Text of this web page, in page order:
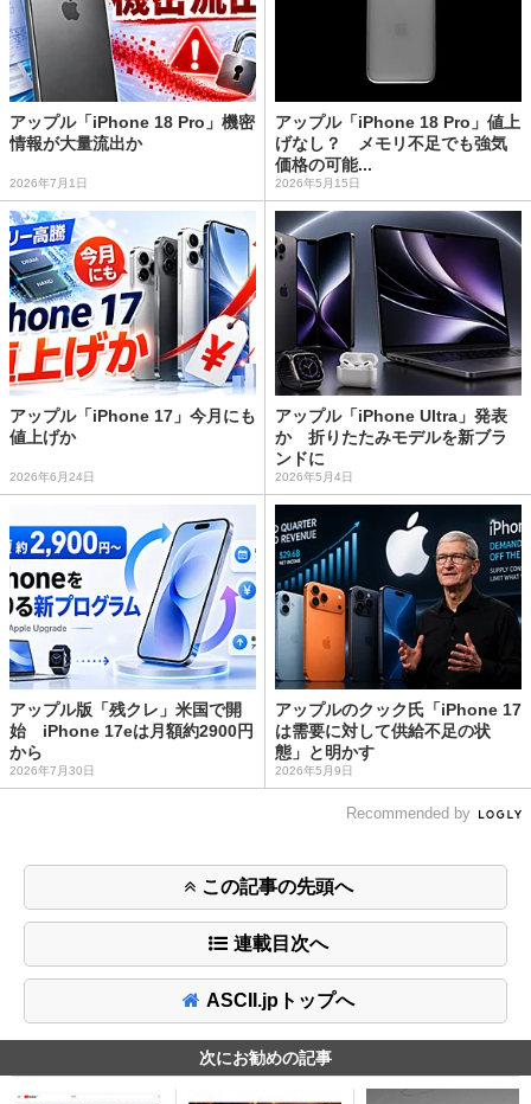
アップル「iPhone 18 Pro」機密
情報が大量流出か
2026年7月1日
アップル「iPhone 18 Pro」値上
げなし？ メモリ不足でも強気
価格の可能...
2026年5月15日
アップル「iPhone 17」今月にも
値上げか
2026年6月24日
アップル「iPhone Ultra」発表
か 折りたたみモデルを新ブラ
ンドに
2026年5月4日
アップル版「残クレ」米国で開
始 iPhone 17eは月額約2900円
から
2026年7月30日
アップルのクック氏「iPhone 17
は需要に対して供給不足の状
態」と明かす
2026年5月9日
Recommended by
この記事の先頭へ
連載目次へ
ASCII.jpトップへ
次にお勧めの記事